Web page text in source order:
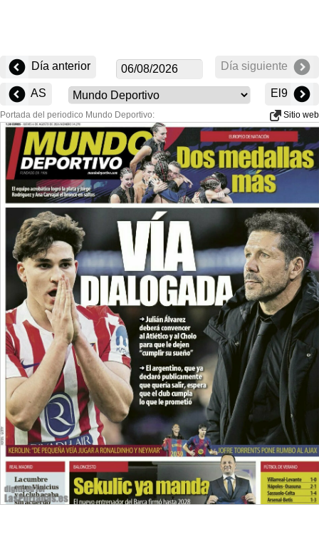
Día anterior Día siguiente
AS El9
Portada del periodico Mundo Deportivo: Sitio web